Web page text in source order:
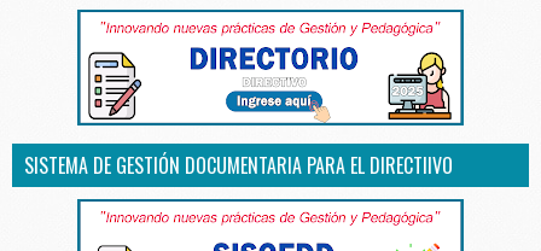
SISTEMA DE GESTIÓN DOCUMENTARIA PARA EL DIRECTIIVO